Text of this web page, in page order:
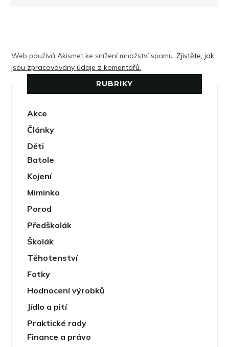
Web používá Akismet ke snížení množství spamu. Zjistěte, jak
jsou zpracovávány údaje z komentářů.
RUBRIKY
Akce
Články
Děti
Batole
Kojení
Miminko
Porod
Předškolák
Školák
Těhotenství
Fotky
Hodnocení výrobků
Jídlo a pití
Praktické rady
Finance a právo